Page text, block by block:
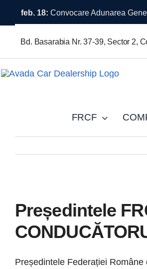
content
feb. 16: Premii în bani pentru
Bd. Basarabia Nr. 37-39, Sector 2,
FRCF
Larger
Președintele
Președintele Federației